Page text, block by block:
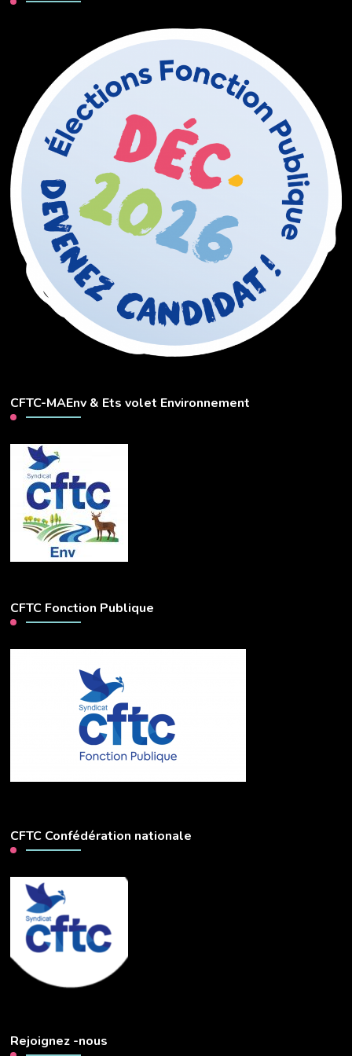
CFTC-MAEnv & Ets volet Environnement
CFTC Fonction Publique
CFTC Confédération nationale
Rejoignez -nous